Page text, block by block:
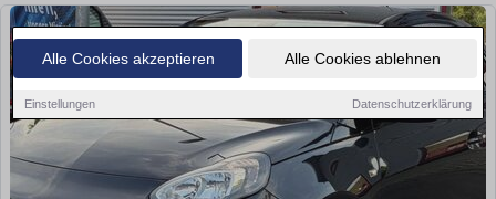
Alle Cookies akzeptieren Alle Cookies ablehnen
Einstellungen Datenschutzerklärung